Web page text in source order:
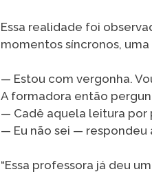
Essa realidade foi
momentos síncronos,
— Estou com vergonha.
A formadora então
— Cadê aquela leitura por
— Eu não sei — respondeu
“Essa professora já deu